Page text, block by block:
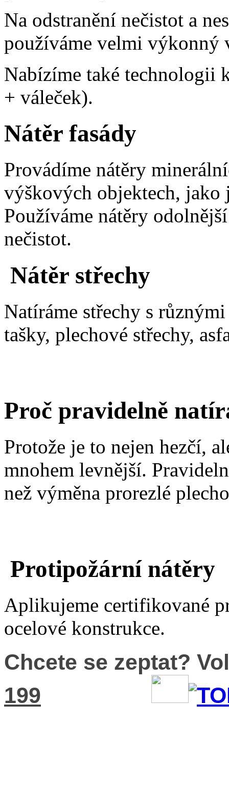
Na odstranění nečistot a
používáme velmi výkonný
Nabízíme také technologii
+ váleček).
Nátěr fasády
Provádíme nátěry
výškových objektech, jako
Používáme nátěry
nečistot.
Nátěr střechy
Natíráme střechy s
tašky, plechové střechy,
Proč pravidelně
Protože je to nejen hezčí,
mnohem levnější.
než výměna prorezlé
Protipožární nátěry
Aplikujeme certifikované
ocelové konstrukce.
Chcete se zeptat?
199